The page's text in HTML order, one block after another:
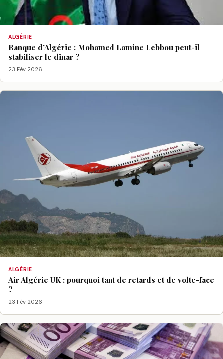
ALGÉRIE
Banque d’Algérie : Mohamed Lamine Lebbou peut-il
stabiliser le dinar ?
23 Fév 2026
ALGÉRIE
Air Algérie UK : pourquoi tant de retards et de volte-face
?
23 Fév 2026